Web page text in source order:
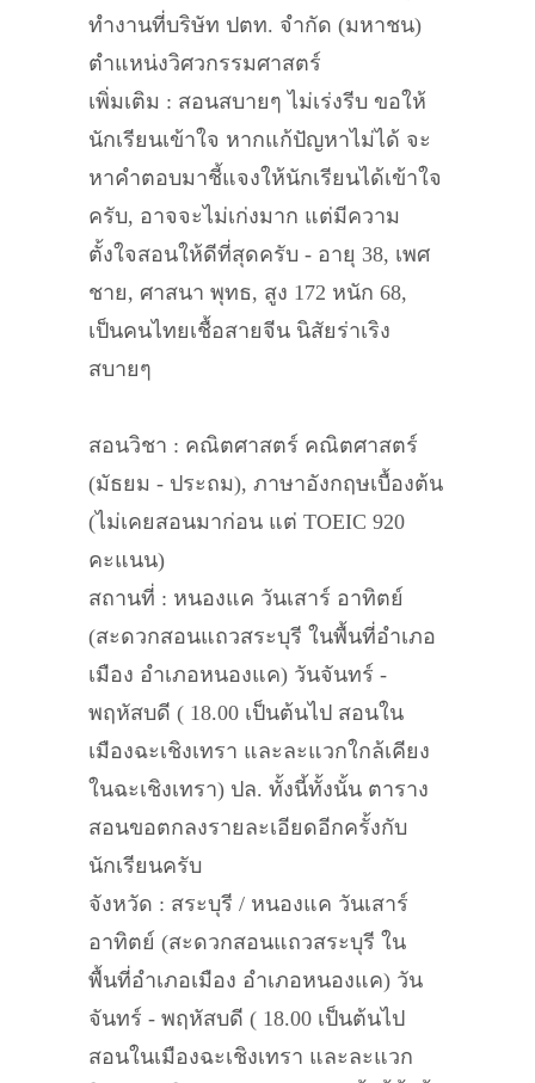
ทำงานที่บริษัท ปตท. จำกัด (มหาชน)
ตำแหน่งวิศวกรรมศาสตร์
เพิ่มเติม : สอนสบายๆ ไม่เร่งรีบ ขอให้
นักเรียนเข้าใจ หากแก้ปัญหาไม่ได้ จะ
หาคำตอบมาชี้แจงให้นักเรียนได้เข้าใจ
ครับ, อาจจะไม่เก่งมาก แต่มีความ
ตั้งใจสอนให้ดีที่สุดครับ - อายุ 38, เพศ
ชาย, ศาสนา พุทธ, สูง 172 หนัก 68,
เป็นคนไทยเชื้อสายจีน นิสัยร่าเริง
สบายๆ
สอนวิชา : คณิตศาสตร์ คณิตศาสตร์
(มัธยม - ประถม), ภาษาอังกฤษเบื้องต้น
(ไม่เคยสอนมาก่อน แต่ TOEIC 920
คะแนน)
สถานที่ : หนองแค วันเสาร์ อาทิตย์
(สะดวกสอนแถวสระบุรี ในพื้นที่อำเภอ
เมือง อำเภอหนองแค) วันจันทร์ -
พฤหัสบดี ( 18.00 เป็นต้นไป สอนใน
เมืองฉะเชิงเทรา และละแวกใกล้เคียง
ในฉะเชิงเทรา) ปล. ทั้งนี้ทั้งนั้น ตาราง
สอนขอตกลงรายละเอียดอีกครั้งกับ
นักเรียนครับ
จังหวัด : สระบุรี / หนองแค วันเสาร์
อาทิตย์ (สะดวกสอนแถวสระบุรี ใน
พื้นที่อำเภอเมือง อำเภอหนองแค) วัน
จันทร์ - พฤหัสบดี ( 18.00 เป็นต้นไป
สอนในเมืองฉะเชิงเทรา และละแวก